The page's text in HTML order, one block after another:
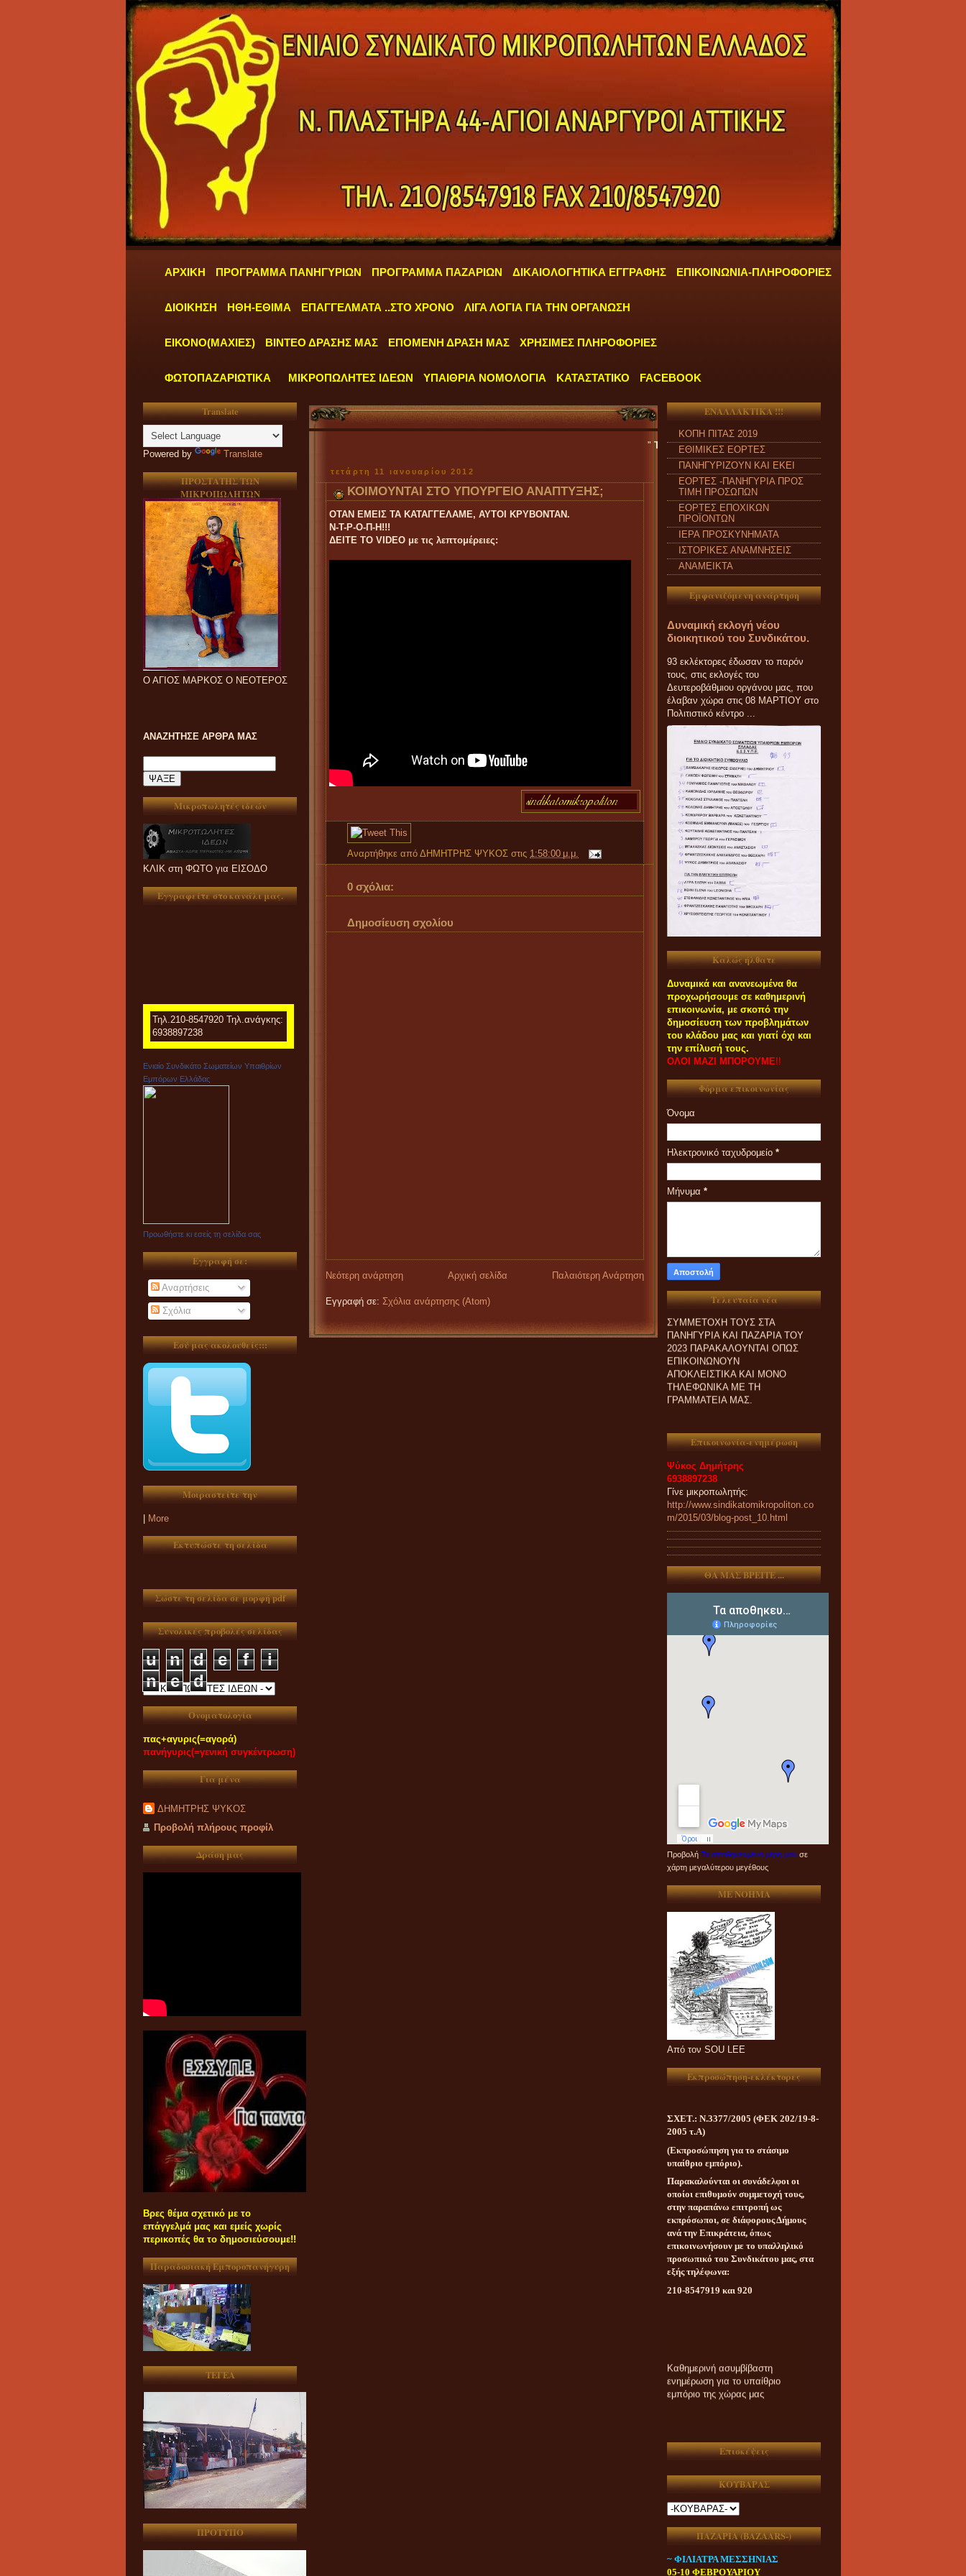
ΑΡΧΙΚΗ ΠΡΟΓΡΑΜΜΑ ΠΑΝΗΓΥΡΙΩΝ ΠΡΟΓΡΑΜΜΑ ΠΑΖΑΡΙΩΝ ΔΙΚΑΙΟΛΟΓΗΤΙΚΑ ΕΓΓΡΑΦΗΣ ΕΠΙΚΟΙΝΩΝΙΑ-ΠΛΗΡΟΦΟΡΙΕΣ
ΔΙΟΙΚΗΣΗ ΗΘΗ-ΕΘΙΜΑ ΕΠΑΓΓΕΛΜΑΤΑ ..ΣΤΟ ΧΡΟΝΟ ΛΙΓΑ ΛΟΓΙΑ ΓΙΑ ΤΗΝ ΟΡΓΑΝΩΣΗ
ΕΙΚΟΝΟ(ΜΑΧΙΕΣ) ΒΙΝΤΕΟ ΔΡΑΣΗΣ ΜΑΣ ΕΠΟΜΕΝΗ ΔΡΑΣΗ ΜΑΣ ΧΡΗΣΙΜΕΣ ΠΛΗΡΟΦΟΡΙΕΣ
ΦΩΤΟΠΑΖΑΡΙΩΤΙΚΑ ΜΙΚΡΟΠΩΛΗΤΕΣ ΙΔΕΩΝ ΥΠΑΙΘΡΙΑ ΝΟΜΟΛΟΓΙΑ ΚΑΤΑΣΤΑΤΙΚΟ FACEBOOK
Translate
Powered by Translate
ΠΡΟΣΤΑΤΗΣ ΤΩΝ
ΜΙΚΡΟΠΩΛΗΤΩΝ
Ο ΑΓΙΟΣ ΜΑΡΚΟΣ Ο ΝΕΟΤΕΡΟΣ
ΑΝΑΖΗΤΗΣΕ ΑΡΘΡΑ ΜΑΣ
Μικροπωλητές ιδεών
ΚΛΙΚ στη ΦΩΤΟ για ΕΙΣΟΔΟ
Εγγραφείτε στο κανάλι μας.
Τηλ.210-8547920 Τηλ.ανάγκης:
6938897238
Ενιαίο Συνδικάτο Σωματείων Υπαιθρίων
Εμπόρων Ελλάδας
Προωθήστε κι εσείς τη σελίδα σας
Εγγραφή σε:
Αναρτήσεις
Σχόλια
Εσύ μας ακολουθείς:::
Μοιραστείτε την
More
Εκτυπώστε τη σελίδα
Σώστε τη σελίδα σε μορφή pdf
Συνολικές προβολές σελίδας
u n d e f
i
n
e d
Ονοματολογία
πας+αγυρις(=αγορά)
πανήγυρις(=γενική συγκέντρωση)
Για μένα
ΔΗΜΗΤΡΗΣ ΨΥΚΟΣ
Προβολή πλήρους προφίλ
Δράση μας
Βρες θέμα σχετικό με το
επάγγελμά μας και εμείς χωρίς
περικοπές θα το δημοσιεύσουμε!!
Παραδοσιακή Εμποροπανήγυρη
ΤΕΓΕΑ
ΠΡΟΤΥΠΟ
ΤΑ ΓΡΑΦΕΙΑ ΜΑΣ ΛΕΙΤΟΥΡΓΟΥΝ ΚΑΘΗΜΕΡΙΝΑ ΑΠΟ ΔΕΥΤΕΡΑ έως ΠΑΡΑΣΚΕΥΗ
τετάρτη 11 ιανουαρίου 2012
ΚΟΙΜΟΥΝΤΑΙ ΣΤΟ ΥΠΟΥΡΓΕΙΟ ΑΝΑΠΤΥΞΗΣ;
ΟΤΑΝ ΕΜΕΙΣ ΤΑ ΚΑΤΑΓΓΕΛΑΜΕ, ΑΥΤΟΙ ΚΡΥΒΟΝΤΑΝ.
Ν-Τ-Ρ-Ο-Π-Η!!!
ΔΕΙΤΕ ΤΟ VIDEO με τις λεπτομέρειες:
Αναρτήθηκε από ΔΗΜΗΤΡΗΣ ΨΥΚΟΣ στις 1:58:00 μ.μ.
0 σχόλια:
Δημοσίευση σχολίου
Νεότερη ανάρτηση Παλαιότερη Ανάρτηση
Αρχική σελίδα
Εγγραφή σε: Σχόλια ανάρτησης (Atom)
ΕΝΑΛΛΑΚΤΙΚΑ !!!
ΚΟΠΗ ΠΙΤΑΣ 2019
ΕΘΙΜΙΚΕΣ ΕΟΡΤΕΣ
ΠΑΝΗΓΥΡΙΖΟΥΝ ΚΑΙ ΕΚΕΙ
ΕΟΡΤΕΣ -ΠΑΝΗΓΥΡΙΑ ΠΡΟΣ
ΤΙΜΗ ΠΡΟΣΩΠΩΝ
ΕΟΡΤΕΣ ΕΠΟΧΙΚΩΝ
ΠΡΟΪΟΝΤΩΝ
ΙΕΡΑ ΠΡΟΣΚΥΝΗΜΑΤΑ
ΙΣΤΟΡΙΚΕΣ ΑΝΑΜΝΗΣΕΙΣ
ΑΝΑΜΕΙΚΤΑ
Εμφανιζόμενη ανάρτηση
Δυναμική εκλογή νέου
διοικητικού του Συνδικάτου.
93 εκλέκτορες έδωσαν το παρόν
τους, στις εκλογές του
Δευτεροβάθμιου οργάνου μας, που
έλαβαν χώρα στις 08 ΜΑΡΤΙΟΥ στο
Πολιτιστικό κέντρο ...
Καλώς ήλθατε
Δυναμικά και ανανεωμένα θα
προχωρήσουμε σε καθημερινή
επικοινωνία, με σκοπό την
δημοσίευση των προβλημάτων
του κλάδου μας και γιατί όχι και
την επίλυσή τους.
ΟΛΟΙ ΜΑΖΙ ΜΠΟΡΟΥΜΕ!!
Φόρμα επικοινωνίας
Όνομα
Ηλεκτρονικό ταχυδρομείο *
Μήνυμα *
Τελευταία νέα
ΟΙ ΣΥΝΑΔΕΛΦΟΙ ΠΟΥ
ΕΝΔΙΑΦΕΡΟΝΤΑΙ ΓΙΑ
ΣΥΜΜΕΤΟΧΗ ΤΟΥΣ ΣΤΑ
ΠΑΝΗΓΥΡΙΑ ΚΑΙ ΠΑZΑΡΙΑ ΤΟΥ
2023 ΠΑΡΑΚΑΛΟΥΝΤΑΙ ΟΠΩΣ
ΕΠΙΚΟΙΝΩΝΟΥΝ
ΑΠΟΚΛΕΙΣΤΙΚΑ ΚΑΙ ΜΟΝΟ
ΤΗΛΕΦΩΝΙΚΑ ΜΕ ΤΗ
ΓΡΑΜΜΑΤΕΙΑ ΜΑΣ.
Επικοινωνία-ενημέρωση
Ψύκος Δημήτρης
6938897238
Γίνε μικροπωλητής:
http://www.sindikatomikropoliton.co
m/2015/03/blog-post_10.html
ΘΑ ΜΑΣ ΒΡΕΙΤΕ ...
Προβολή Τα αποθηκευμένα μέρη μου σε
χάρτη μεγαλύτερου μεγέθους
ME NOHMA
Aπό τον SOU LEE
Εκπροσώπηση-εκλέκτορες
ΣΧΕΤ.: Ν.3377/2005 (ΦΕΚ 202/19-8-
2005 τ.Α)
(Εκπροσώπηση για το στάσιμο
υπαίθριο εμπόριο).
Παρακαλούνται οι συνάδελφοι οι
οποίοι επιθυμούν συμμετοχή τους,
στην παραπάνω επιτροπή ως
εκπρόσωποι, σε διάφορους Δήμους
ανά την Επικράτεια, όπως
επικοινωνήσουν με το υπαλληλικό
προσωπικό του Συνδικάτου μας, στα
εξής τηλέφωνα:
210-8547919 και 920
ενημέρωση για το υπαίθριο
εμπόριο της χώρας μας
Επισκέψεις
ΚΟΥΒΑΡΑΣ
ΠΑΖΑΡΙΑ (ΒAZAARS-)
~ ΦΙΛΙΑΤΡΑ ΜΕΣΣΗΝΙΑΣ
05-10 ΦΕΒΡΟΥΑΡΙΟΥ